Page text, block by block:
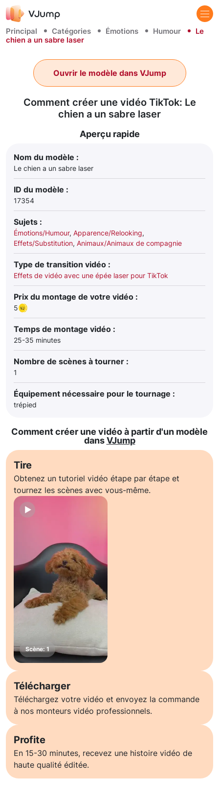
Principal Catégories Émotions Humour
Le
chien a un sabre laser
Comment créer une vidéo TikTok: Le
chien a un sabre laser
Ouvrir le modèle dans VJump
Aperçu rapide
Nom du modèle :
Le chien a un sabre laser
ID du modèle :
17354
Sujets :
Émotions/Humour, Apparence/Relooking,
Effets/Substitution, Animaux/Animaux de compagnie
Type de transition vidéo :
Effets de vidéo avec une épée laser pour TikTok
Prix du montage de votre vidéo :
5
Temps de montage vidéo :
25-35 minutes
Nombre de scènes à tourner :
1
Équipement nécessaire pour le tournage :
trépied
Comment créer une vidéo à partir d'un modèle
dansVJump
Tire
Obtenez un tutoriel vidéo étape par étape et
tournez les scènes avec vous-même.
Télécharger
Téléchargez votre vidéo et envoyez la commande
à nos monteurs vidéo professionnels.
Profite
En 15-30 minutes, recevez une histoire vidéo de
haute qualité éditée.